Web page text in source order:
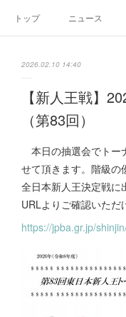
トップ ニュース
2026.02.10 14:40
【新人王戦】
（第83回）
本日の抽選会でトー
せて頂きます。階級の
全日本新人王決定戦に
URLよりご確認いただ
https://jpba.gr.jp/